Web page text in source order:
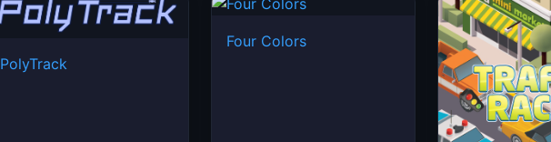
PolyTrack
Four Colors